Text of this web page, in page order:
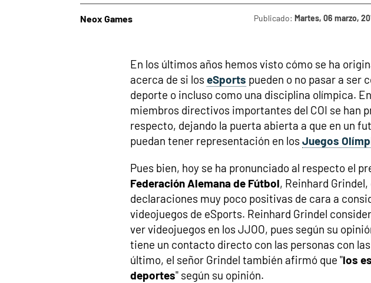
Neox Games Publicado: Martes, 06 marzo,
En los últimos años hemos visto cómo se ha
acerca de si loseSports pueden o no pasar a ser
deporte o incluso como una disciplina olímpica.
miembros directivos importantes del COI se han
respecto, dejando la puerta abierta a que en un
puedan tener representación en losJuegos
Pues bien, hoy se ha pronunciado al respecto el
Federación Alemana de Fútbol, Reinhard
declaraciones muy poco positivas de cara a
videojuegos de eSports. Reinhard Grindel
ver videojuegos en los JJOO, pues según su
tiene un contacto directo con las personas con
último, el señor Grindel también afirmó que "los
deportes" según su opinión.